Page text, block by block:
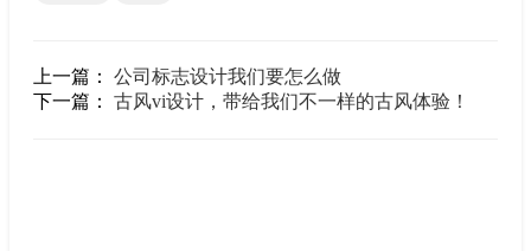
上一篇： 公司标志设计我们要怎么做
下一篇： 古风vi设计，带给我们不一样的古风体验！